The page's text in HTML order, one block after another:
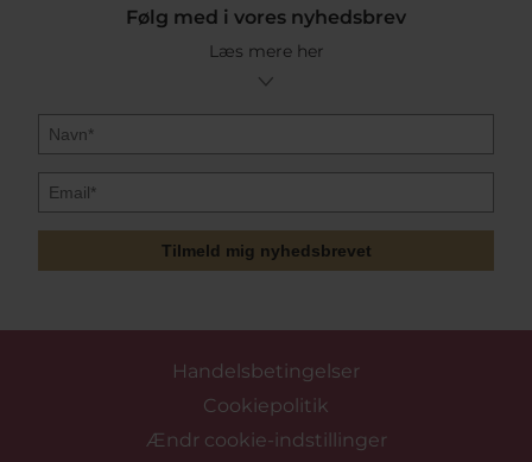
Følg med i vores nyhedsbrev
Læs mere her
Tilmeld mig nyhedsbrevet
Handelsbetingelser
Cookiepolitik
Ændr cookie-indstillinger